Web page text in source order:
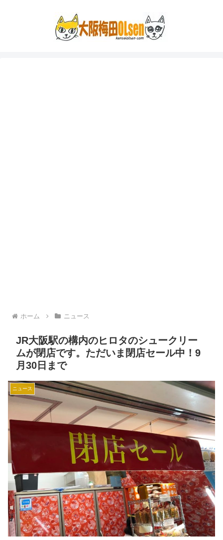
ホーム ニュース
JR大阪駅の構内のヒロタのシュークリー
ムが閉店です。ただいま閉店セール中！9
月30日まで
ニュース